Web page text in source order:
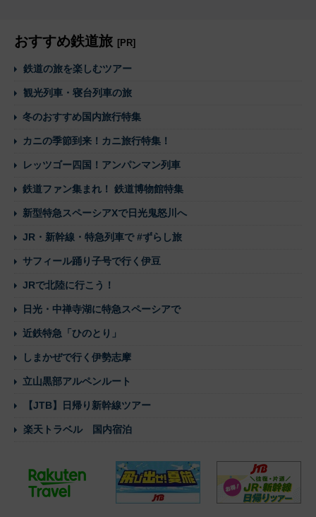
おすすめ鉄道旅 [PR]
鉄道の旅を楽しむツアー
観光列車・寝台列車の旅
冬のおすすめ国内旅行特集
カニの季節到来！カニ旅行特集！
レッツゴー四国！アンパンマン列車
鉄道ファン集まれ！ 鉄道博物館特集
新型特急スペーシアXで日光鬼怒川へ
JR・新幹線・特急列車で #ずらし旅
サフィール踊り子号で行く伊豆
JRで北陸に行こう！
日光・中禅寺湖に特急スペーシアで
近鉄特急「ひのとり」
しまかぜで行く伊勢志摩
立山黒部アルペンルート
【JTB】日帰り新幹線ツアー
楽天トラベル 国内宿泊